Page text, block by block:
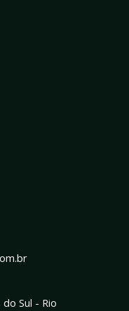
do Sul - Rio